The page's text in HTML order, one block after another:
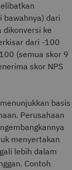
bawahnya) dari
ke
dari -100
(semua skor 9
skor NPS
basis
Perusahaan
menyertakan
lebih dalam
Contoh